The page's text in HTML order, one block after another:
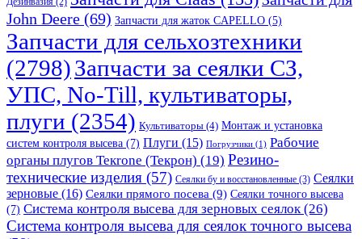
Дезинвазия (2)
John Deere (69) Запчасти для жаток CAPELLO (5)
Запчасти для сельхозтехники
(2798)Запчасти за сеялки СЗ,
УПС, No-Till, культиваторы,
плуги (2354) Культиваторы (4) Монтаж и установка
систем контроля высева (7) Плуги (15) Погрузчики (1) Рабочие
органы плугов Текrоne (Текрон) (19) Резино-
технические изделия (57) Сеялки бу и восстановленные (3) Сеялки
зерновые (16) Сеялки прямого посева (9) Сеялки точного высева
(7) Система контроля высева для зерновых сеялок(26)
Система контроля высева для сеялок точного высева